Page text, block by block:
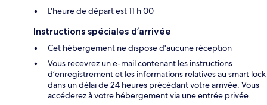
L'heure de départ est 11 h 00
Instructions spéciales d’arrivée
Cet hébergement ne dispose d'aucune réception
Vous recevrez un e-mail contenant les instructions
d’enregistrement et les informations relatives au smart lock
dans un délai de 24 heures précédant votre arrivée. Vous
accéderez à votre hébergement via une entrée privée.